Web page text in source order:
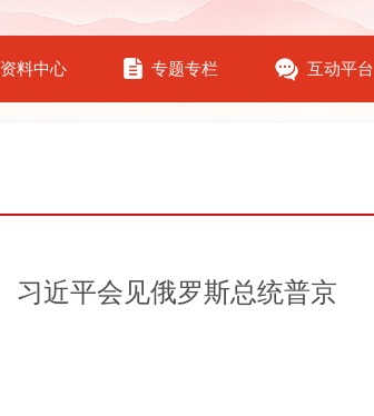
资料中心 专题专栏 互动平台
习近平会见俄罗斯总统普京